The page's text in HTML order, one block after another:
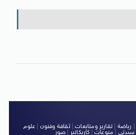
رياضة |تقارير ومتابعات|ثقافة وفنون
علوم
سيدتى منوعات كاريكاتير صور